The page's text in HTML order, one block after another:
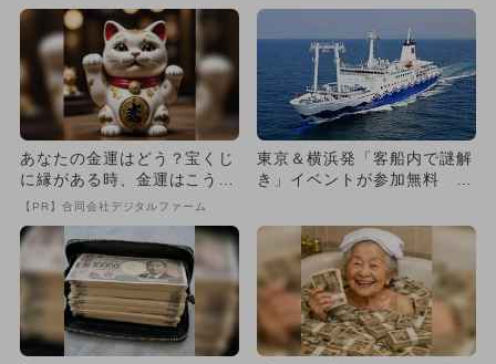
あなたの金運はどう？宝くじ
に縁がある時、金運はこう変
わる
【PR】合同会社デジタルファーム
東京＆横浜発「客船内で謎解
き」イベントが参加無料 豪